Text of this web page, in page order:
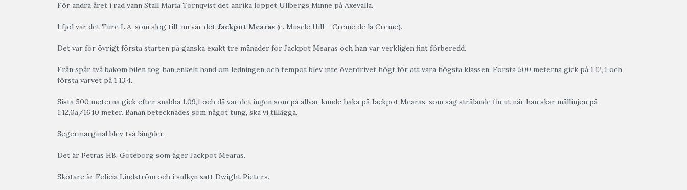
För andra året i rad vann Stall Maria Törnqvist det anrika loppet Ullbergs Minne på Axevalla.
I fjol var det Ture L.A. som slog till, nu var det Jackpot Mearas (e. Muscle Hill – Creme de la Creme).
Det var för övrigt första starten på ganska exakt tre månader för Jackpot Mearas och han var verkligen fint förberedd.
Från spår två bakom bilen tog han enkelt hand om ledningen och tempot blev inte överdrivet högt för att vara högsta klassen. Första 500 meterna gick på 1.12,4 och
första varvet på 1.13,4.
Sista 500 meterna gick efter snabba 1.09,1 och då var det ingen som på allvar kunde haka på Jackpot Mearas, som såg strålande fin ut när han skar mållinjen på
1.12,0a/1640 meter. Banan betecknades som något tung, ska vi tillägga.
Segermarginal blev två längder.
Det är Petras HB, Göteborg som äger Jackpot Mearas.
Skötare är Felicia Lindström och i sulkyn satt Dwight Pieters.